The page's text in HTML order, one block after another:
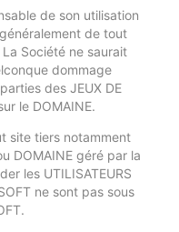
de son utilisation
de tout
Société ne saurait
dommage
des JEUX DE
le DOMAINE.
site tiers notamment
DOMAINE géré par la
les UTILISATEURS
ne sont pas sous